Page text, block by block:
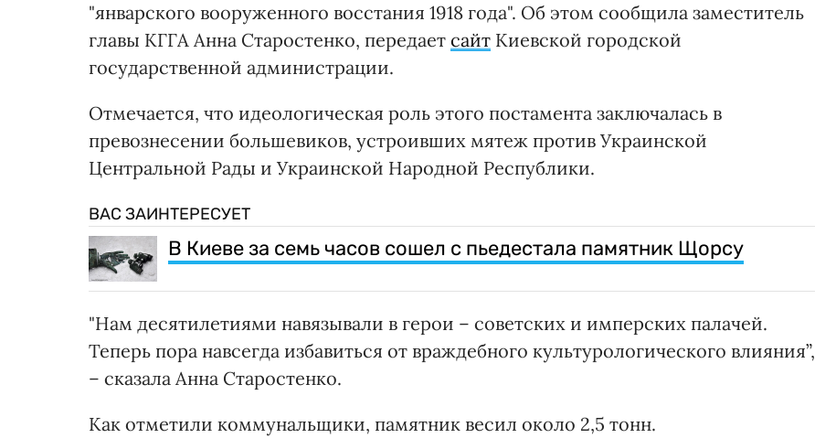
"январского вооруженного восстания 1918 года". Об этом сообщила заместитель
главы КГГА Анна Старостенко, передает сайт Киевской городской
государственной администрации.
Отмечается, что идеологическая роль этого постамента заключалась в
превознесении большевиков, устроивших мятеж против Украинской
Центральной Рады и Украинской Народной Республики.
ВАС ЗАИНТЕРЕСУЕТ
В Киеве за семь часов сошел с пьедестала памятник Щорсу
"Нам десятилетиями навязывали в герои – советских и имперских палачей.
Теперь пора навсегда избавиться от враждебного культурологического влияния”,
– сказала Анна Старостенко.
Как отметили коммунальщики, памятник весил около 2,5 тонн.